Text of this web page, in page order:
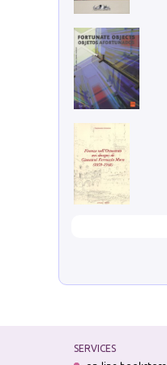
SERVICES